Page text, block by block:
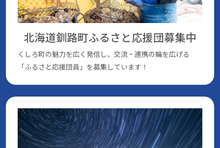
北海道釧路町ふるさと応援団募集中
くしろ町の魅⼒を広く発信し、交流・連携の輪を広げる
「ふるさと応援団員」を募集しています！